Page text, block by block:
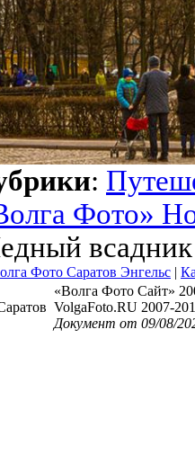
:
Фото»
всадник
Фото Саратов Энгельс |
«Волга Фото Сайт»
VolgaFoto.RU 2007-
Документ от 09/08/